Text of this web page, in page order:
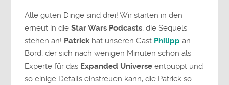
Alle guten Dinge sind drei! Wir starten in den
erneut in dieStar Wars Podcasts, die Sequels
stehen an! Patrickhat unseren Gast Philipp an
Bord, der sich nach wenigen Minuten schon als
Experte für das Expanded Universe entpuppt und
so einige Details einstreuen kann, die Patrick so